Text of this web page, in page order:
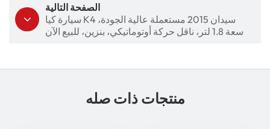
الصفحة التالية
سيارة كيا K4 سيدان 2015 مستعملة عالية الجودة،
سعة 1.8 لتر، ناقل حركة أوتوماتيكي، بنزين، للبيع الآن
منتجات ذات صله